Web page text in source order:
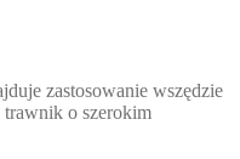
zastosowanie wszędzie
trawnik o szerokim